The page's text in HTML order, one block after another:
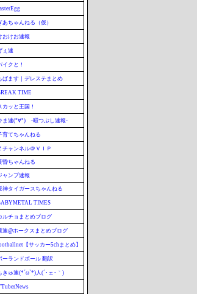
あちゃんねる（仮）
おけお速報
ぇ速
イクと！
ばます｜デレステまとめ
TIME
カッと王国！
ま速(°∀°) -暇つぶし速報-
育てちゃんねる
チャンネル＠ＶＩＰ
昏ちゃんねる
ャンプ速報
神タイガースちゃんねる
TIMES
ルチョまとめブログ
速@ホークスまとめブログ
【サッカー5chまとめ】
ーランドボール 翻訳
きゅ速(*´ω`*)人(´･ェ･｀)